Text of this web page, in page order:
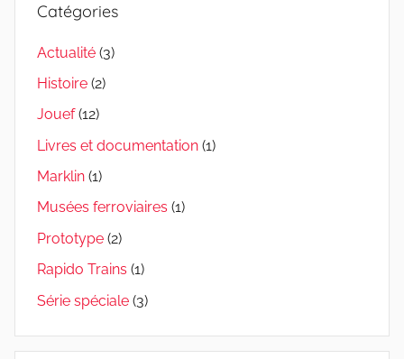
Catégories
Actualité (3)
Histoire (2)
Jouef(12)
Livres et documentation (1)
Marklin (1)
Musées ferroviaires (1)
Prototype (2)
Rapido Trains (1)
Série spéciale (3)